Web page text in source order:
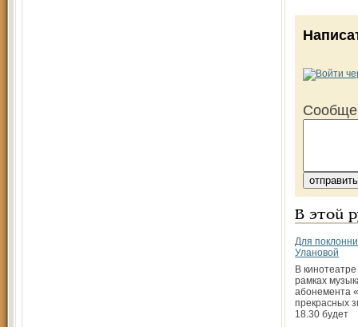
В этой
Для
Улановой
В
рамках
абонемента
прекрасных
18.30 будет